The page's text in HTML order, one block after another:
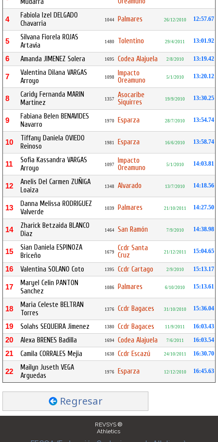
Mudarra
4
Fabiola Izel DELGADO
Chavarria
1044 Palmares 26/12/2010 12:57.67
5
Silvana Fiorela ROJAS
Artavia
1480 Tolentino 29/4/2011 13:01.92
6 Amanda JIMENEZ Solera 1695 Codea Alajuela 2/8/2010 13:19.42
7
Valentina Dilana VARGAS
Arroyo
1098
Impacto
Oreamuno
5/1/2010 13:20.12
8
Caridy Fernanda MARIN
Martinez
1357
Asocaribe
Siquirres
19/9/2010 13:30.25
9
Fabiana Belen BENAVIDES
Navarro
1970 Esparza 28/7/2010 13:54.74
10
Tiffany Daniela OVIEDO
Reinoso
1981 Esparza 16/6/2010 13:58.74
11
Sofia Kassandra VARGAS
Arroyo
1097
Impacto
Oreamuno
5/1/2010 14:03.81
12
Anelis Del Carmen ZUÑIGA
Loaiza
1348 Alvarado 13/7/2010 14:18.56
13
Danna Melissa RODRIGUEZ
Valverde
1039 Palmares 21/10/2011 14:27.50
14
Zharick Betzaida BLANCO
Diaz
1464 San Ramón 7/9/2010 14:38.98
15
Sian Daniela ESPINOZA
Briceño
1679
Ccdr Santa
Cruz
21/12/2011 15:04.65
16 Valentina SOLANO Coto 1395 Ccdr Cartago 2/9/2010 15:13.17
17
Maryel Celin PANTON
Sanchez
1086 Palmares 6/10/2010 15:13.61
18
Maria Celeste BELTRAN
Torres
1376 Ccdr Bagaces 31/10/2010 15:36.04
19 Solahs SEQUEIRA Jimenez 1380 Ccdr Bagaces 11/9/2011 16:03.43
20 Alexa BRENES Badilla 1694 Codea Alajuela 7/6/2011 16:03.54
21 Camila CORRALES Mejia 1638 Ccdr Escazú 24/10/2011 16:30.70
22
Mailyn Juseth VEGA
Arguedas
1976 Esparza 12/12/2010 16:45.63
Regresar
REVSYS ®
Athletics